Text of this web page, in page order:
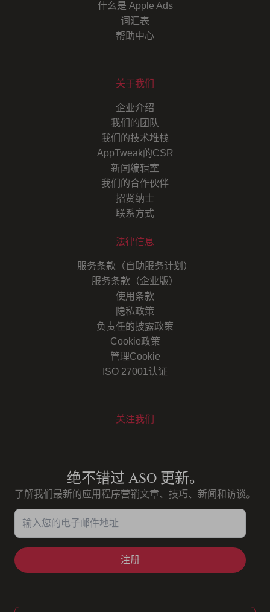
什么是 Apple Ads
词汇表
帮助中心
关于我们
企业介绍
我们的团队
我们的技术堆栈
AppTweak的CSR
新闻编辑室
我们的合作伙伴
招贤纳士
联系方式
法律信息
服务条款（自助服务计划）
服务条款（企业版）
使用条款
隐私政策
负责任的披露政策
Cookie政策
管理Cookie
ISO 27001认证
关注我们
绝不错过 ASO 更新。
了解我们最新的应用程序营销文章、技巧、新闻和访谈。
输入您的电子邮件地址